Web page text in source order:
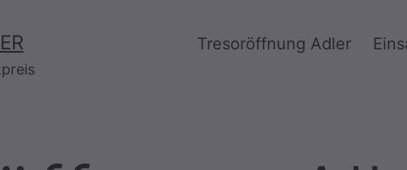
Tresoröffnung Adler